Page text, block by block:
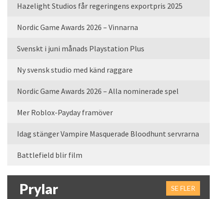
Hazelight Studios får regeringens exportpris 2025
Nordic Game Awards 2026 – Vinnarna
Svenskt i juni månads Playstation Plus
Ny svensk studio med känd raggare
Nordic Game Awards 2026 – Alla nominerade spel
Mer Roblox-Payday framöver
Idag stänger Vampire Masquerade Bloodhunt servrarna
Battlefield blir film
Prylar SE FLER